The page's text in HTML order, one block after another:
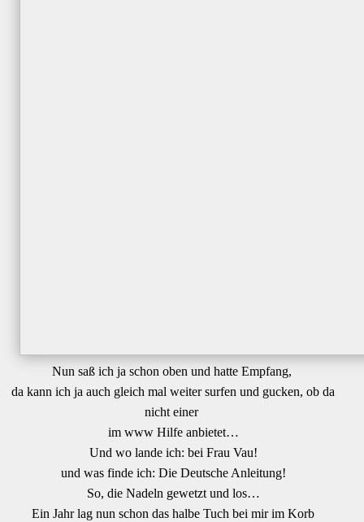
Nun saß ich ja schon oben und hatte Empfang,
da kann ich ja auch gleich mal weiter surfen und gucken, ob da
nicht einer
im www Hilfe anbietet…
Und wo lande ich: bei Frau Vau!
und was finde ich: Die Deutsche Anleitung!
So, die Nadeln gewetzt und los…
Ein Jahr lag nun schon das halbe Tuch bei mir im Korb